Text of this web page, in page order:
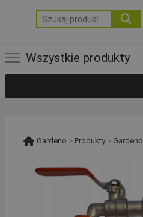
Szukaj:
Wszystkie produkty
Gardeno > Produkty> Gardeno